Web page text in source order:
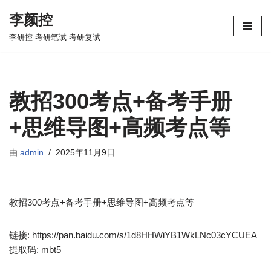
跳
李颜控
李研控-考研笔试-考研复试
教招300考点+备考手册
+思维导图+高频考点等
由 admin 2025年11月9日
教招300考点+备考手册+思维导图+高频考点等
链接: https://pan.baidu.com/s/1d8HHWiYB1WkLNc03cYCUEA
提取码: mbt5